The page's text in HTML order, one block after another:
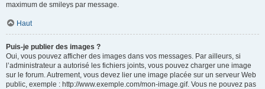
maximum de smileys par message.
Haut
Puis-je publier des images ?
Oui, vous pouvez afficher des images dans vos messages. Par ailleurs, si
l’administrateur a autorisé les fichiers joints, vous pouvez charger une image
sur le forum. Autrement, vous devez lier une image placée sur un serveur Web
public, exemple : http://www.exemple.com/mon-image.gif. Vous ne pouvez pas